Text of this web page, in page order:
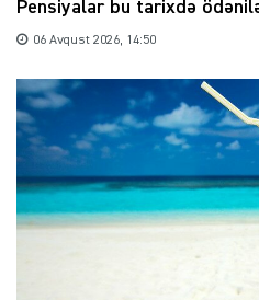
Pensiyalar bu tarixdə
06 Avqust 2026, 14:50